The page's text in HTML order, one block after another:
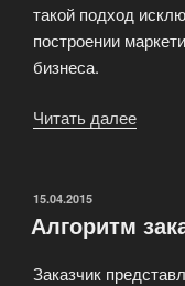
такой подход
построении
бизнеса.
Читать далее
ОПУБЛИКОВАНО
15.04.2015
Алгоритм
Заказчик